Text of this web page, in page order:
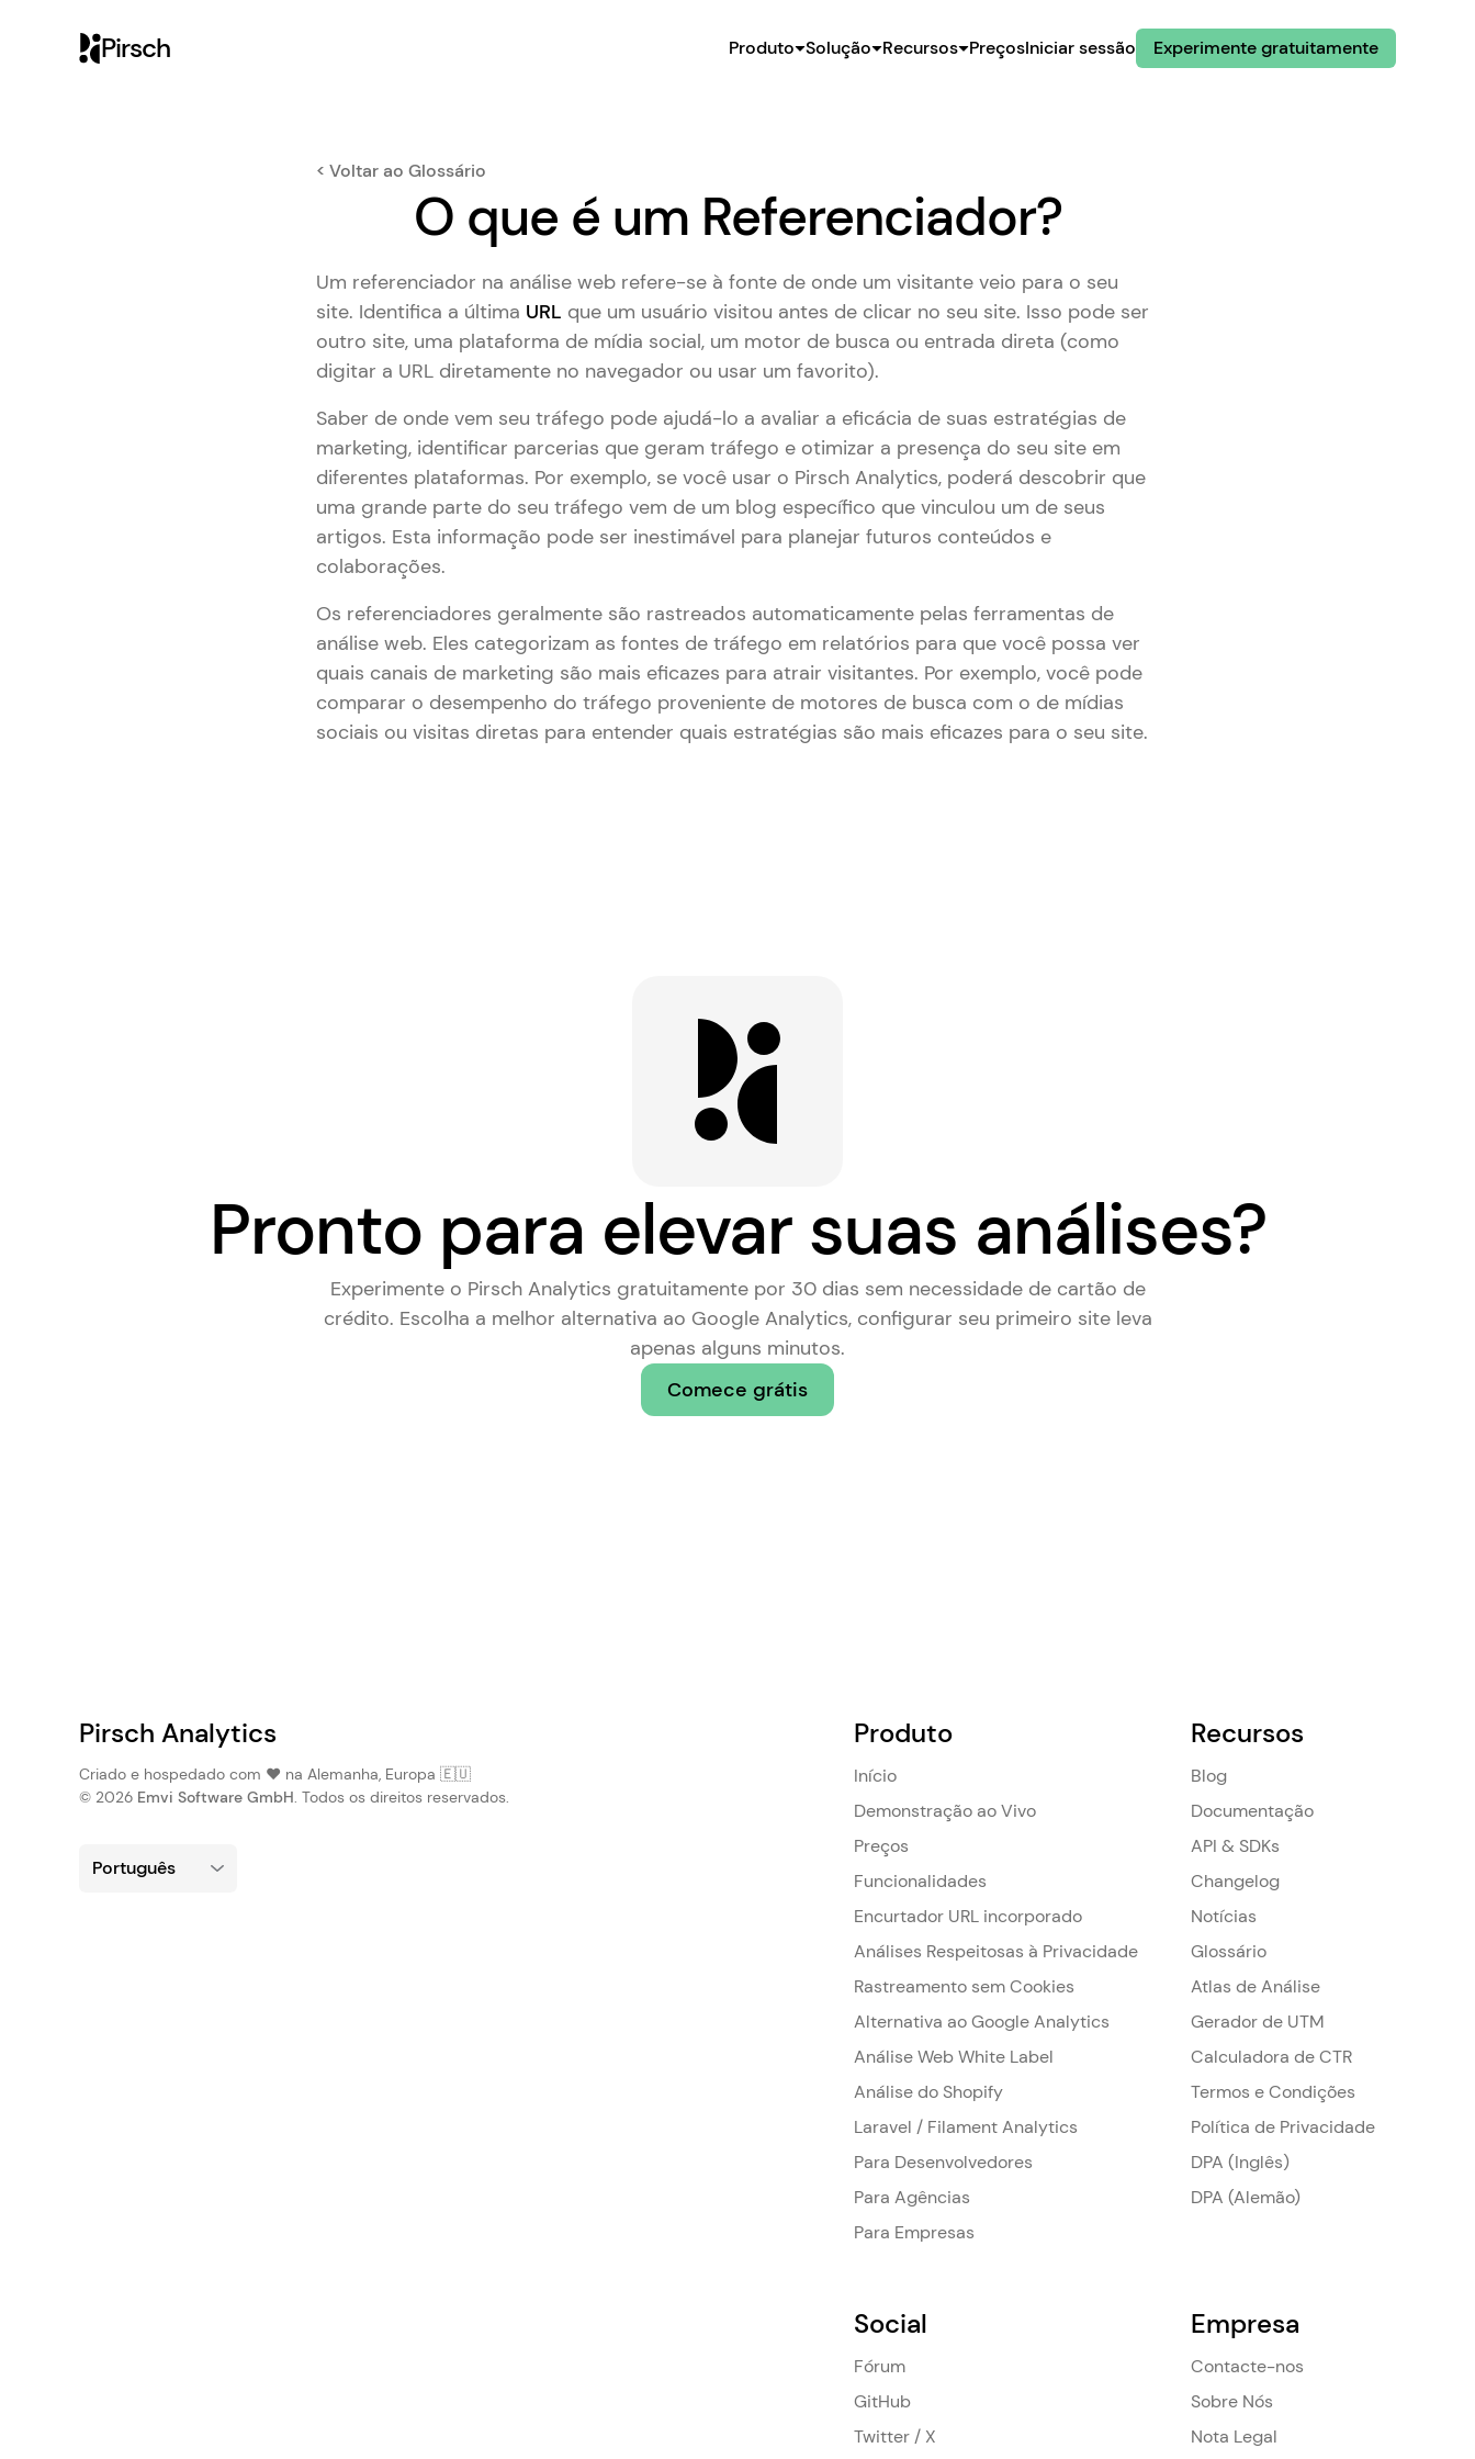
Pirsch Produto Solução Recursos PreçosIniciar sessão Experimente gratuitamente
< Voltar ao Glossário
O que é um Referenciador?
Um referenciador na análise web refere-se à fonte de onde um visitante veio para o seu
site. Identifica a última URL que um usuário visitou antes de clicar no seu site. Isso pode ser
outro site, uma plataforma de mídia social, um motor de busca ou entrada direta (como
digitar a URL diretamente no navegador ou usar um favorito).
Saber de onde vem seu tráfego pode ajudá-lo a avaliar a eficácia de suas estratégias de
marketing, identificar parcerias que geram tráfego e otimizar a presença do seu site em
diferentes plataformas. Por exemplo, se você usar o Pirsch Analytics, poderá descobrir que
uma grande parte do seu tráfego vem de um blog específico que vinculou um de seus
artigos. Esta informação pode ser inestimável para planejar futuros conteúdos e
colaborações.
Os referenciadores geralmente são rastreados automaticamente pelas ferramentas de
análise web. Eles categorizam as fontes de tráfego em relatórios para que você possa ver
quais canais de marketing são mais eficazes para atrair visitantes. Por exemplo, você pode
comparar o desempenho do tráfego proveniente de motores de busca com o de mídias
sociais ou visitas diretas para entender quais estratégias são mais eficazes para o seu site.
Pronto para elevar suas análises?
Experimente o Pirsch Analytics gratuitamente por 30 dias sem necessidade de cartão de
crédito. Escolha a melhor alternativa ao Google Analytics, configurar seu primeiro site leva
apenas alguns minutos.
Comece grátis
Pirsch Analytics
Criado e hospedado com ❤️ na Alemanha, Europa 🇪🇺
© 2026 Emvi Software GmbH. Todos os direitos reservados.
Produto
Início
Demonstração ao Vivo
Preços
Funcionalidades
Encurtador URL incorporado
Análises Respeitosas à Privacidade
Rastreamento sem Cookies
Alternativa ao Google Analytics
Análise Web White Label
Análise do Shopify
Laravel / Filament Analytics
Para Desenvolvedores
Para Agências
Para Empresas
Recursos
Blog
Documentação
API & SDKs
Changelog
Notícias
Glossário
Atlas de Análise
Gerador de UTM
Calculadora de CTR
Termos e Condições
Política de Privacidade
DPA (Inglês)
DPA (Alemão)
Social
Fórum
GitHub
Twitter / X
Empresa
Contacte-nos
Sobre Nós
Nota Legal